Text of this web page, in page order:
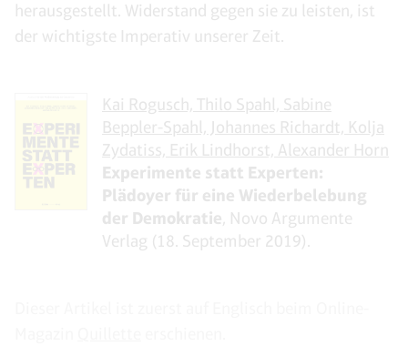
herausgestellt. Widerstand gegen sie zu leisten, ist
der wichtigste Imperativ unserer Zeit.
Kai Rogusch, Thilo Spahl, Sabine
Beppler-Spahl, Johannes Richardt, Kolja
Zydatiss, Erik Lindhorst, Alexander Horn
Experimente statt Experten:
Plädoyer für eine Wiederbelebung
der Demokratie, Novo Argumente
Verlag (18. September 2019).